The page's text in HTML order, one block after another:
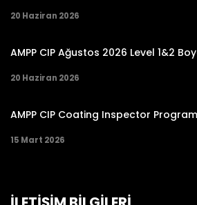
20 Haziran 2026
AMPP CIP Ağustos 2026 Level 1&2
20 Haziran 2026
AMPP CIP Coating Inspector
15 Mart 2026